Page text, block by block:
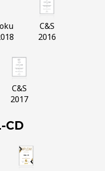
C&S
2016
C&S
2017
CD